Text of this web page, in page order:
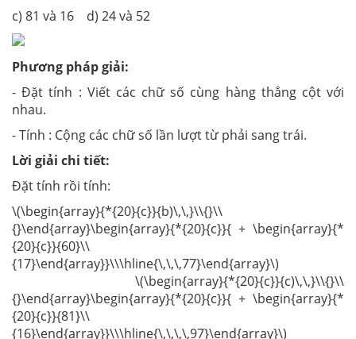
c) 81 và 16 d) 24 và 52
Phương pháp giải:
- Đặt tính : Viết các chữ số cùng hàng thẳng cột với
nhau.
- Tính : Cộng các chữ số lần lượt từ phải sang trái.
Lời giải chi tiết:
Đặt tính rồi tính:
\(\begin{array}{*{20}{c}}{b)\,\,}\\{}\\
{}\end{array}\begin{array}{*{20}{c}}{ + \begin{array}{*
{20}{c}}{60}\\
{17}\end{array}}\\\hline{\,\,\,77}\end{array}\)
\(\begin{array}{*{20}{c}}{c)\,\,}\\{}\\
{}\end{array}\begin{array}{*{20}{c}}{ + \begin{array}{*
{20}{c}}{81}\\
{16}\end{array}}\\\hline{\,\,\,\,97}\end{array}\)